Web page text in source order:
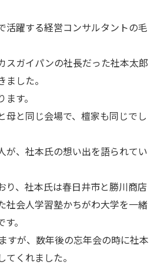
活躍する経営コンサルタントの毛
スガイパンの社長だった社本太郎
した。
す。
母と同じ会場で、檀家も同じでし
が、社本氏の想い出を語られてい
り、社本氏は春日井市と勝川商店
社会人学習塾かちがわ大学を一緒
。
すが、数年後の忘年会の時に社本
くれました。